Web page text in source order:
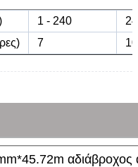
1 - 240
7 10
αδιάβροχος